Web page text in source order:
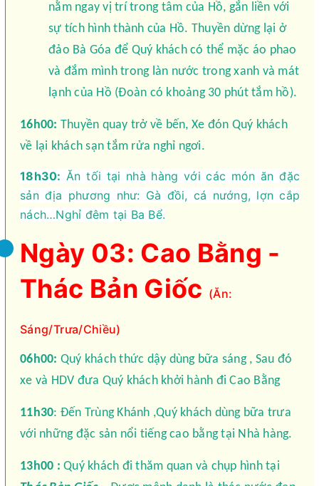
nằm ngay vị trí trong tâm của Hồ, gắn liền với
sự tích hình thành của Hồ. Thuyền dừng lại ở
đảo Bà Góa để Quý khách có thể mặc áo phao
và đắm mình trong làn nước trong xanh và mát
lạnh của Hồ (Đoàn có khoảng 30 phút tắm hồ).
16h00: Thuyền quay trở về bến, Xe đón Quý khách
về lại khách sạn tắm rửa nghỉ ngơi.
18h30: Ăn tối tại nhà hàng với các món ăn đặc
sản địa phương như: Gà đồi, cá nướng, lợn cắp
nách…Nghỉ đêm tại Ba Bể.
Ngày 03: Cao Bằng -
Thác Bản Giốc (Ăn:
Sáng/Trưa/Chiều)
06h00: Quý khách thức dậy dùng bữa sáng , Sau đó
xe và HDV đưa Quý khách khởi hành đi Cao Bằng
11h30: Đến Trùng Khánh ,Quý khách dùng bữa trưa
với những đặc sản nổi tiếng cao bằng tại Nhà hàng.
13h00 : Quý khách đi thăm quan và chụp hình tại